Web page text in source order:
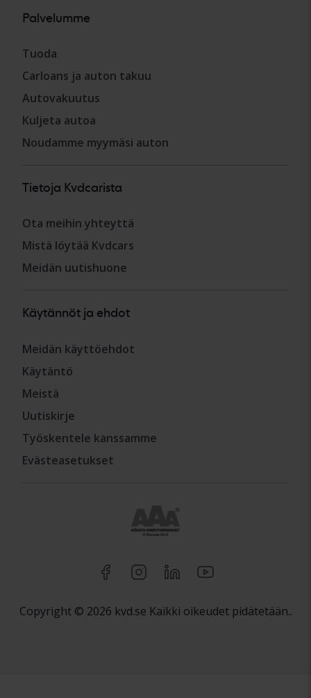
Palvelumme
Tuoda
Carloans ja auton takuu
Autovakuutus
Kuljeta autoa
Noudamme myymäsi auton
Tietoja Kvdcarista
Ota meihin yhteyttä
Mistä löytää Kvdcars
Meidän uutishuone
Käytännöt ja ehdot
Meidän käyttöehdot
Käytäntö
Meistä
Uutiskirje
Työskentele kanssamme
Evästeasetukset
Copyright © 2026 kvd.se Kaikki oikeudet pidätetään..